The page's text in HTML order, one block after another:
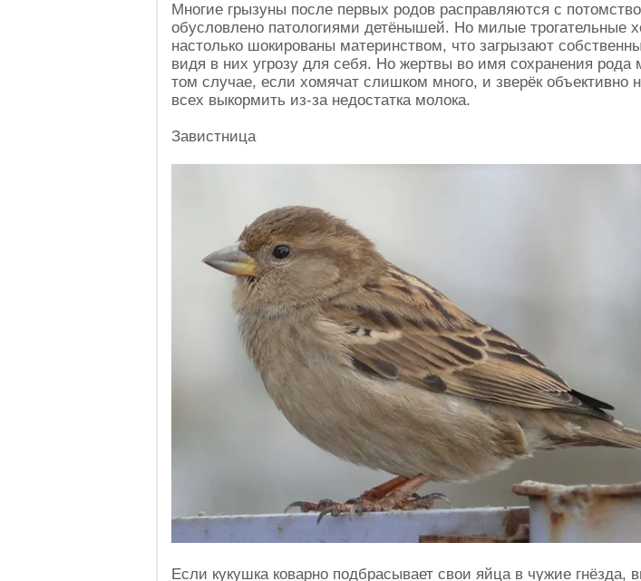
Многие грызуны после первых родов расправляются с
обусловлено патологиями детёнышей. Но милые трогательные
настолько шокированы материнством, что загрызают
видя в них угрозу для себя. Но жертвы во имя сохранения рода
том случае, если хомячат слишком много, и зверёк объективно
всех выкормить из-за недостатка молока.
Завистница
Если кукушка коварно подбрасывает свои яйца в чужие гнёзда,